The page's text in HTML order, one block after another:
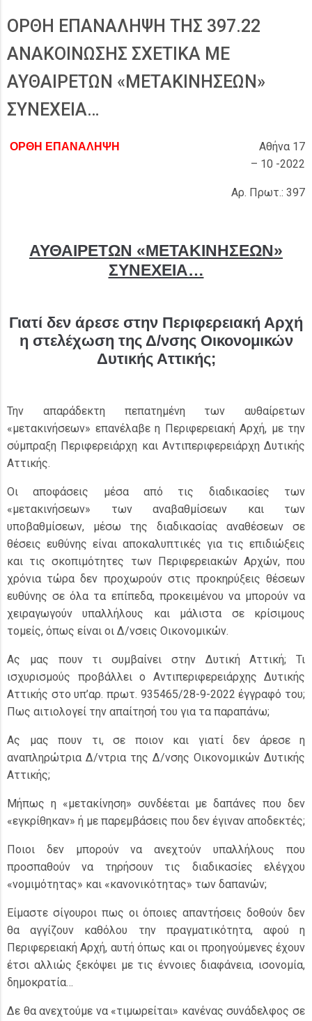
ΟΡΘΗ ΕΠΑΝΑΛΗΨΗ ΤΗΣ 397.22
ΑΝΑΚΟΙΝΩΣΗΣ ΣΧΕΤΙΚΑ ΜΕ
ΑΥΘΑΙΡΕΤΩΝ «ΜΕΤΑΚΙΝΗΣΕΩΝ»
ΣΥΝΕΧΕΙΑ…
ΟΡΘΗ ΕΠΑΝΑΛΗΨΗ
Αθήνα 17
– 10 -2022
Αρ. Πρωτ.: 397
ΑΥΘΑΙΡΕΤΩΝ «ΜΕΤΑΚΙΝΗΣΕΩΝ»
ΣΥΝΕΧΕΙΑ…
Γιατί δεν άρεσε στην Περιφερειακή Αρχή
η στελέχωση της Δ/νσης Οικονομικών
Δυτικής Αττικής;
Την απαράδεκτη πεπατημένη των αυθαίρετων
«μετακινήσεων» επανέλαβε η Περιφερειακή Αρχή, με την
σύμπραξη Περιφερειάρχη και Αντιπεριφερειάρχη Δυτικής
Αττικής.
Οι αποφάσεις μέσα από τις διαδικασίες των
«μετακινήσεων» των αναβαθμίσεων και των
υποβαθμίσεων, μέσω της διαδικασίας αναθέσεων σε
θέσεις ευθύνης είναι αποκαλυπτικές για τις επιδιώξεις
και τις σκοπιμότητες των Περιφερειακών Αρχών, που
χρόνια τώρα δεν προχωρούν στις προκηρύξεις θέσεων
ευθύνης σε όλα τα επίπεδα, προκειμένου να μπορούν να
χειραγωγούν υπαλλήλους και μάλιστα σε κρίσιμους
τομείς, όπως είναι οι Δ/νσεις Οικονομικών.
Ας μας πουν τι συμβαίνει στην Δυτική Αττική; Τι
ισχυρισμούς προβάλλει ο Αντιπεριφερειάρχης Δυτικής
Αττικής στο υπ’αρ. πρωτ. 935465/28-9-2022 έγγραφό του;
Πως αιτιολογεί την απαίτησή του για τα παραπάνω;
Ας μας πουν τι, σε ποιον και γιατί δεν άρεσε η
αναπληρώτρια Δ/ντρια της Δ/νσης Οικονομικών Δυτικής
Αττικής;
Μήπως η «μετακίνηση» συνδέεται με δαπάνες που δεν
«εγκρίθηκαν» ή με παρεμβάσεις που δεν έγιναν αποδεκτές;
Ποιοι δεν μπορούν να ανεχτούν υπαλλήλους που
προσπαθούν να τηρήσουν τις διαδικασίες ελέγχου
«νομιμότητας» και «κανονικότητας» των δαπανών;
Είμαστε σίγουροι πως οι όποιες απαντήσεις δοθούν δεν
θα αγγίζουν καθόλου την πραγματικότητα, αφού η
Περιφερειακή Αρχή, αυτή όπως και οι προηγούμενες έχουν
έτσι αλλιώς ξεκόψει με τις έννοιες διαφάνεια, ισονομία,
δημοκρατία…
Δε θα ανεχτούμε να «τιμωρείται» κανένας συνάδελφος σε